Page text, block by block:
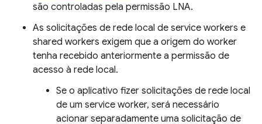
são controladas pela permissão LNA.
As solicitações de rede local de service workers e
shared workers exigem que a origem do worker
tenha recebido anteriormente a permissão de
acesso à rede local.
Se o aplicativo fizer solicitações de rede local
de um service worker, será necessário
acionar separadamente uma solicitação de